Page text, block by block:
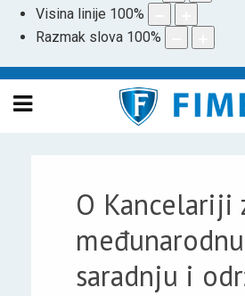
Visina linije 100%
Razmak slova 100%
O Kancelariji
međunarodnu
saradnju i